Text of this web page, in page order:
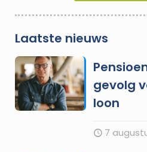
Laatste nieuws
gevolg
loon
7